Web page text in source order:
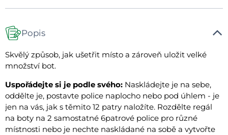
Popis
Skvělý způsob, jak ušetřit místo a zároveň uložit velké
množství bot.
Uspořádejte si je podle svého: Naskládejte je na sebe,
oddělte je, postavte police naplocho nebo pod úhlem - je
jen na vás, jak s těmito 12 patry naložíte. Rozdělte regál
na boty na 2 samostatné 6patrové police pro různé
místnosti nebo je nechte naskládané na sobě a vytvořte